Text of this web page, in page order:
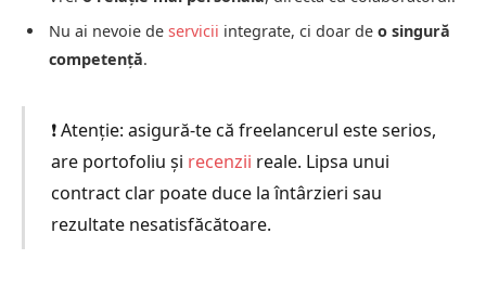
Nu ai nevoie de servicii integrate, ci doar de o singură
competență.
❗ Atenție: asigură-te că freelancerul este serios,
are portofoliu și recenzii reale. Lipsa unui
contract clar poate duce la întârzieri sau
rezultate nesatisfăcătoare.